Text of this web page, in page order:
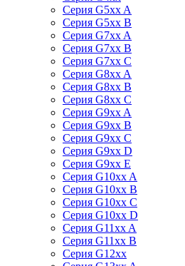
Серия G5xx A
Серия G5xx B
Серия G7xx A
Серия G7xx B
Серия G7xx C
Серия G8xx A
Серия G8xx B
Серия G8xx C
Серия G9xx A
Серия G9xx B
Серия G9xx C
Серия G9xx D
Серия G9xx E
Серия G10xx A
Серия G10xx B
Серия G10xx C
Серия G10xx D
Серия G11xx A
Серия G11xx B
Серия G12xx